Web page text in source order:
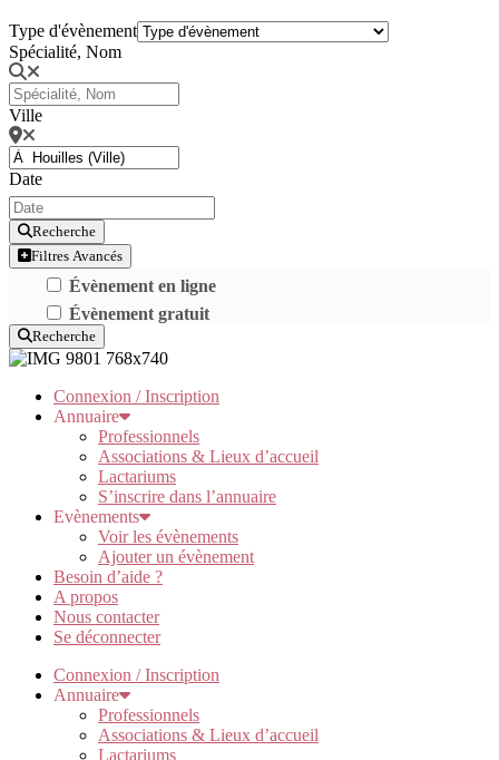
Type d'évènement
Spécialité, Nom
Ville
Date
Recherche
Filtres Avancés
Évènement en ligne
Évènement gratuit
Recherche
Connexion / Inscription
Annuaire
Professionnels
Associations & Lieux d’accueil
Lactariums
S’inscrire dans l’annuaire
Evènements
Voir les évènements
Ajouter un évènement
Besoin d’aide ?
A propos
Nous contacter
Se déconnecter
Connexion / Inscription
Annuaire
Professionnels
Associations & Lieux d’accueil
Lactariums